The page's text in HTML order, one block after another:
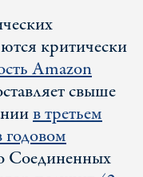
критически
Amazon
свыше
в третьем
годовом
Соединенных